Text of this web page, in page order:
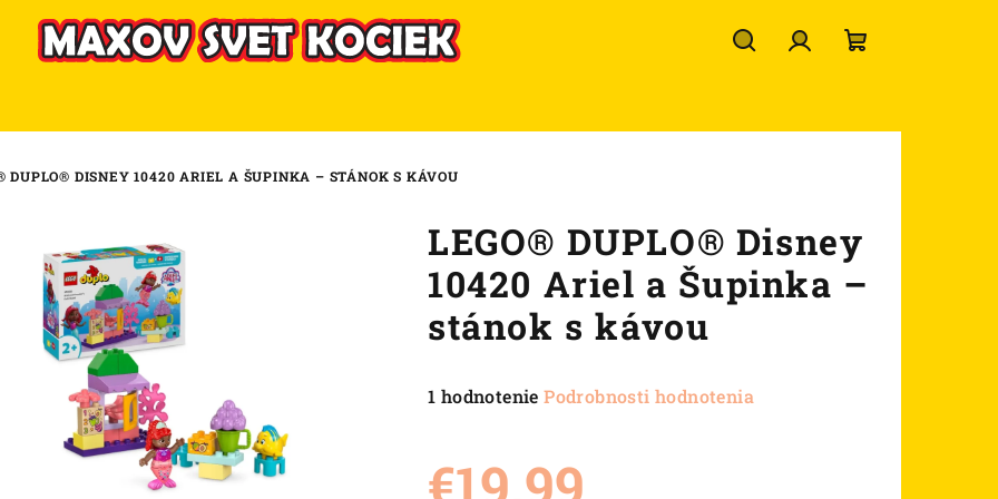
košík
DUPLO® DISNEY 10420 ARIEL A ŠUPINKA – STÁNOK S KÁVOU
LEGO® DUPLO® Disney
10420 Ariel a Šupinka –
stánok s kávou
Priemerné
je
1 hodnotenie Podrobnosti hodnotenia
€19,99